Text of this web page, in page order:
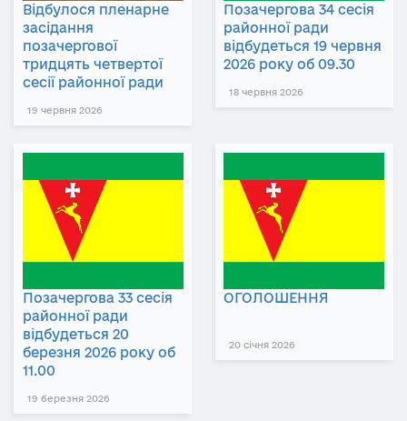
Відбулося пленарне
засідання
позачергової
тридцять четвертої
сесії районної ради
19 червня 2026
Позачергова 34 сесія
районної ради
відбудеться 19 червня
2026 року об 09.30
18 червня 2026
Позачергова 33 сесія
районної ради
відбудеться 20
березня 2026 року об
11.00
19 березня 2026
ОГОЛОШЕННЯ
20 січня 2026